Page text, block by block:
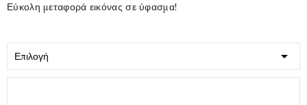
Εύκολη μεταφορά εικόνας σε ύφασμα!
Επιλογή 